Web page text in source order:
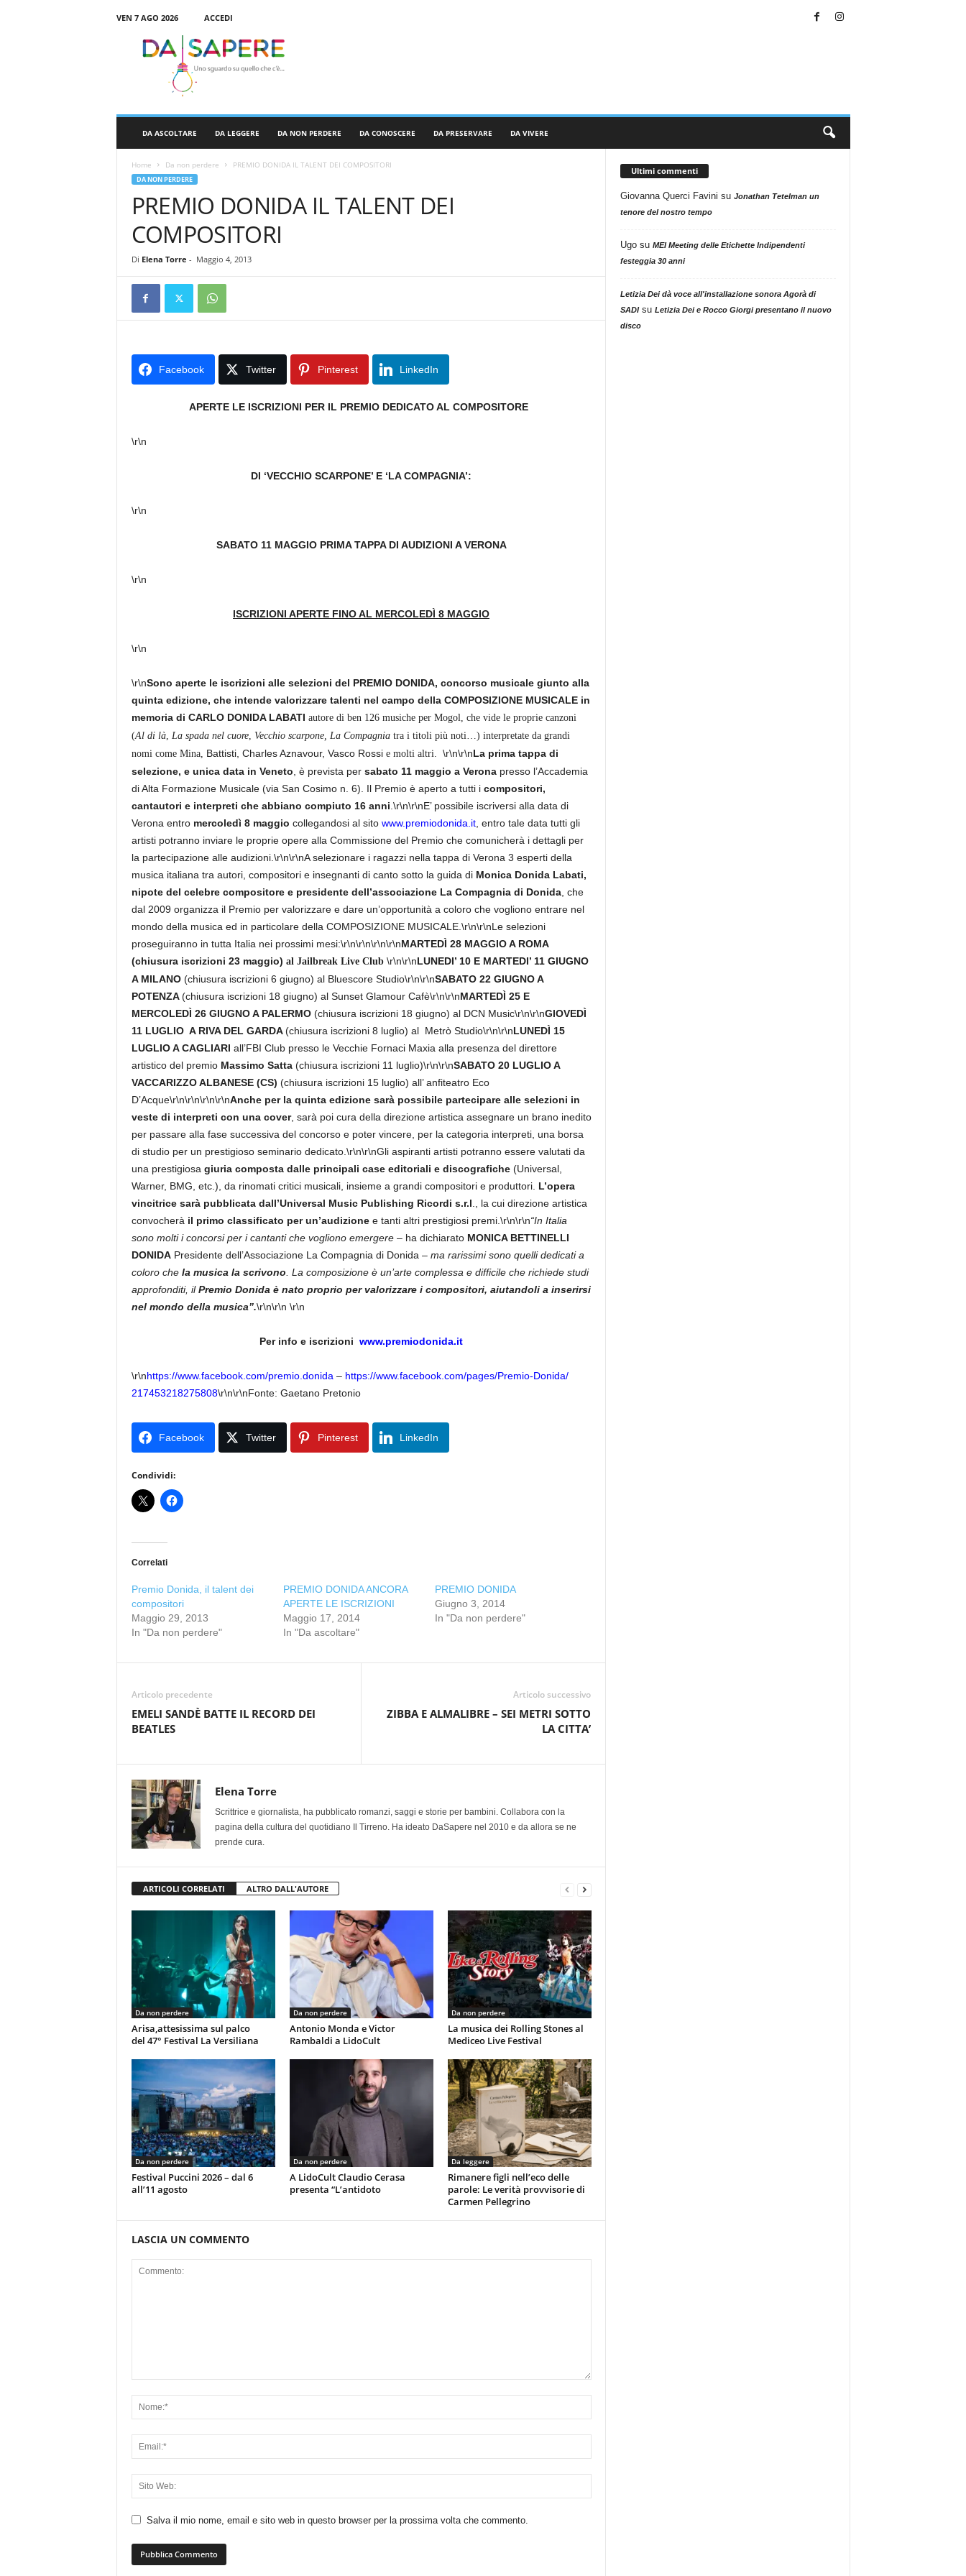
VEN 7 AGO 2026
ACCEDI
DA ASCOLTARE DA LEGGERE DA NON PERDERE DA CONOSCERE DA PRESERVARE DA VIVERE
Home Da non perdere PREMIO DONIDA IL TALENT DEI COMPOSITORI
DA NON PERDERE
PREMIO DONIDA IL TALENT DEI
COMPOSITORI
Di Elena Torre - Maggio 4, 2013
Facebook Twitter Pinterest LinkedIn
APERTE LE ISCRIZIONI PER IL PREMIO DEDICATO AL COMPOSITORE
\r\n
DI ‘VECCHIO SCARPONE’ E ‘LA COMPAGNIA’:
\r\n
SABATO 11 MAGGIO PRIMA TAPPA DI AUDIZIONI A VERONA
\r\n
ISCRIZIONI APERTE FINO AL MERCOLEDÌ 8 MAGGIO
\r\n
\r\nSono aperte le iscrizioni alle selezioni del PREMIO DONIDA, concorso musicale giunto alla
quinta edizione, che intende valorizzare talenti nel campo della COMPOSIZIONE MUSICALE in
memoria di CARLO DONIDA LABATI autore di ben 126 musiche per Mogol, che vide le proprie canzoni
(Al di là, La spada nel cuore, Vecchio scarpone, La Compagniatra i titoli più noti…) interpretate da grandi
nomi come Mina, Battisti, Charles Aznavour, Vasco Rossie molti altri. \r\n\r\nLa prima tappa di
selezione, e unica data in Veneto , è prevista per sabato 11 maggio a Verona presso l’Accademia
di Alta Formazione Musicale (via San Cosimo n. 6). Il Premio è aperto a tutti i compositori,
cantautori e interpreti che abbiano compiuto 16 anni .\r\n\r\nE’ possibile iscriversi alla data di
Verona entro mercoledì 8 maggio collegandosi al sito www.premiodonida.it, entro tale data tutti gli
artisti potranno inviare le proprie opere alla Commissione del Premio che comunicherà i dettagli per
la partecipazione alle audizioni.\r\n\r\nA selezionare i ragazzi nella tappa di Verona 3 esperti della
musica italiana tra autori, compositori e insegnanti di canto sotto la guida di Monica Donida Labati,
nipote del celebre compositore e presidente dell’associazione La Compagnia di Donida, che
dal 2009 organizza il Premio per valorizzare e dare un’opportunità a coloro che vogliono entrare nel
mondo della musica ed in particolare della COMPOSIZIONE MUSICALE.\r\n\r\nLe selezioni
proseguiranno in tutta Italia nei prossimi mesi:\r\n\r\n\r\n\r\nMARTEDÌ 28 MAGGIO A ROMA
(chiusura iscrizioni 23 maggio) al Jailbreak Live Club \r\n\r\nLUNEDI’ 10 E MARTEDI’ 11 GIUGNO
A MILANO (chiusura iscrizioni 6 giugno) al Bluescore Studio\r\n\r\nSABATO 22 GIUGNO A
POTENZA(chiusura iscrizioni 18 giugno) al Sunset Glamour Cafè\r\n\r\nMARTEDÌ 25 E
MERCOLEDÌ 26 GIUGNO A PALERMO (chiusura iscrizioni 18 giugno) al DCN Music\r\n\r\nGIOVEDÌ
11 LUGLIO A RIVA DEL GARDA(chiusura iscrizioni 8 luglio) al Metrò Studio\r\n\r\nLUNEDÌ 15
LUGLIO A CAGLIARI all’FBI Club presso le Vecchie Fornaci Maxia alla presenza del direttore
artistico del premio Massimo Satta (chiusura iscrizioni 11 luglio)\r\n\r\nSABATO 20 LUGLIO A
VACCARIZZO ALBANESE (CS) (chiusura iscrizioni 15 luglio) all’ anfiteatro Eco
D’Acque\r\n\r\n\r\n\r\nAnche per la quinta edizione sarà possibile partecipare alle selezioni in
veste di interpreti con una cover, sarà poi cura della direzione artistica assegnare un brano inedito
per passare alla fase successiva del concorso e poter vincere, per la categoria interpreti, una borsa
di studio per un prestigioso seminario dedicato.\r\n\r\nGli aspiranti artisti potranno essere valutati da
una prestigiosa giuria composta dalle principali case editoriali e discografiche(Universal,
Warner, BMG, etc.), da rinomati critici musicali, insieme a grandi compositori e produttori. L’opera
vincitrice sarà pubblicata dall’Universal Music Publishing Ricordi s.r.l ., la cui direzione artistica
convocherà il primo classificato per un’audizionee tanti altri prestigiosi premi.\r\n\r\n“In Italia
sono molti i concorsi per i cantanti che vogliono emergere– ha dichiarato MONICA BETTINELLI
DONIDAPresidente dell’Associazione La Compagnia di Donida – ma rarissimi sono quelli dedicati a
coloro che la musica la scrivono . La composizione è un’arte complessa e difficile che richiede studi
approfonditi, ilPremio Donida è nato proprio per valorizzare i compositori, aiutandoli a inserirsi
nel mondo della musica”.\r\n\r\n \r\n
Per info e iscrizioni www.premiodonida.it
\r\nhttps://www.facebook.com/premio.donida – https://www.facebook.com/pages/Premio-Donida/
217453218275808\r\n\r\nFonte: Gaetano Pretonio
Facebook Twitter Pinterest LinkedIn
Condividi:
Correlati
Premio Donida, il talent dei
compositori
Maggio 29, 2013
In "Da non perdere"
PREMIO DONIDA ANCORA
APERTE LE ISCRIZIONI
Maggio 17, 2014
In "Da ascoltare"
PREMIO DONIDA
Giugno 3, 2014
In "Da non perdere"
Articolo precedente
EMELI SANDÈ BATTE IL RECORD DEI
BEATLES
Articolo successivo
ZIBBA E ALMALIBRE – SEI METRI SOTTO
LA CITTA’
Elena Torre
Scrittrice e giornalista, ha pubblicato romanzi, saggi e storie per bambini. Collabora con la
pagina della cultura del quotidiano Il Tirreno. Ha ideato DaSapere nel 2010 e da allora se ne
prende cura.
ARTICOLI CORRELATI ALTRO DALL'AUTORE
Da non perdere
Arisa,attesissima sul palco
del 47° Festival La Versiliana
Da non perdere
Antonio Monda e Victor
Rambaldi a LidoCult
Da non perdere
La musica dei Rolling Stones al
Mediceo Live Festival
Da non perdere
Festival Puccini 2026 – dal 6
all’11 agosto
Da non perdere
A LidoCult Claudio Cerasa
presenta “L’antidoto
Da leggere
Rimanere figli nell’eco delle
parole: Le verità provvisorie di
Carmen Pellegrino
LASCIA UN COMMENTO
Salva il mio nome, email e sito web in questo browser per la prossima volta che commento.
Ultimi commenti
Giovanna Querci Favini su Jonathan Tetelman un
tenore del nostro tempo
Ugosu MEI Meeting delle Etichette Indipendenti
festeggia 30 anni
Letizia Dei dà voce all'installazione sonora Agorà di
SADIsu Letizia Dei e Rocco Giorgi presentano il nuovo
disco